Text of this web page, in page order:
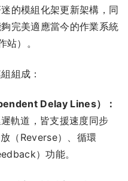
的模組化架更新架構，同
完美適應當今的作業系統
）。
組成：
Delay Lines）：
軌道，皆支援速度同步
（Reverse）、循環
）功能。